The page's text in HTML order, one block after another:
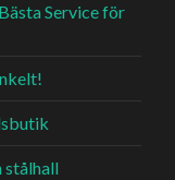
Service för
stålhall